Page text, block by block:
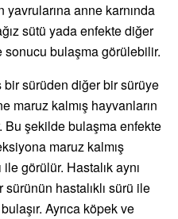
yavrularına anne karnında
sütü yada enfekte diğer
sonucu bulaşma görülebilir.
sürüden diğer bir sürüye
maruz kalmış hayvanların
Bu şekilde bulaşma enfekte
maruz kalmış
görülür. Hastalık aynı
hastalıklı sürü ile
Ayrıca köpek ve